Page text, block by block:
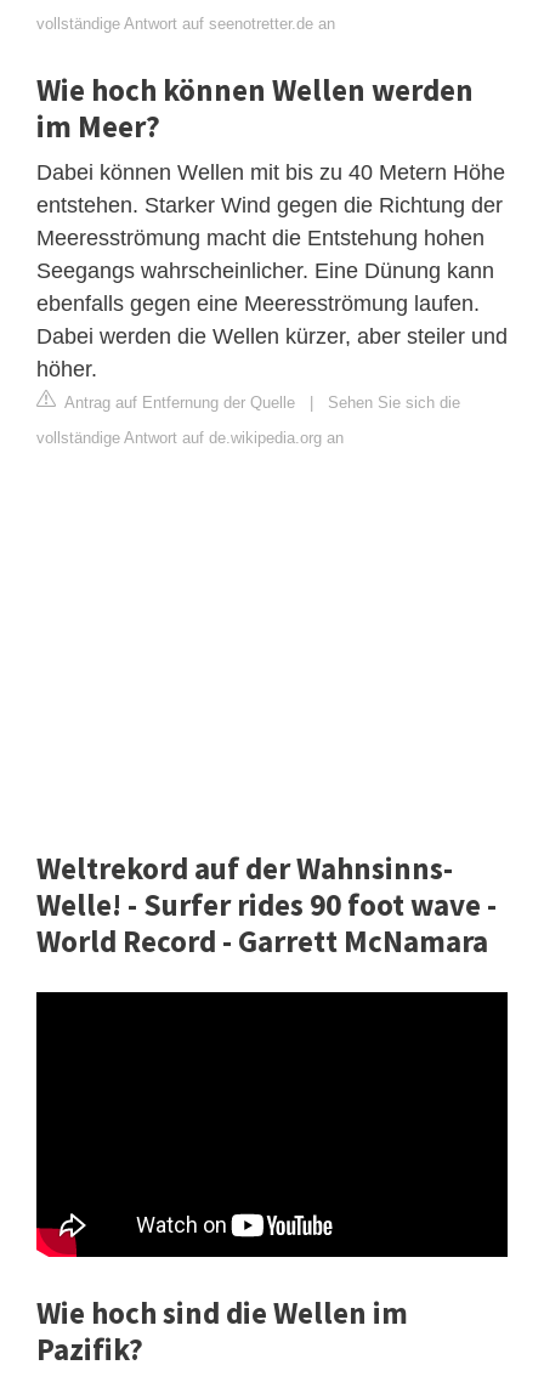
vollständige Antwort auf seenotretter.de an
Wie hoch können Wellen werden
im Meer?
Dabei können Wellen mit bis zu 40 Metern Höhe
entstehen. Starker Wind gegen die Richtung der
Meeresströmung macht die Entstehung hohen
Seegangs wahrscheinlicher. Eine Dünung kann
ebenfalls gegen eine Meeresströmung laufen.
Dabei werden die Wellen kürzer, aber steiler und
höher.
Antrag auf Entfernung der Quelle
Sehen Sie sich die
vollständige Antwort auf de.wikipedia.org an
Weltrekord auf der Wahnsinns-
Welle! - Surfer rides 90 foot wave -
World Record - Garrett McNamara
Wie hoch sind die Wellen im
Pazifik?